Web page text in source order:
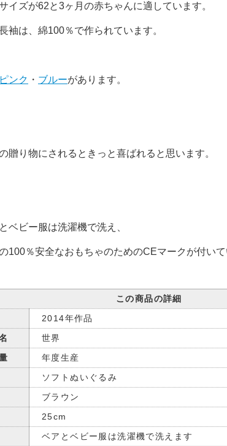
イズが62と3ヶ月の赤ちゃんに適しています。
袖は、綿100％で作られています。
ピンク ・ ブルーがあります。
贈り物にされるときっと喜ばれると思います。
ベビー服は洗濯機で洗え、
100％安全なおもちゃのためのCEマークが付いて
この商品の詳細
2014年作品
世界
年度生産
ソフトぬいぐるみ
ブラウン
25cm
ベアとベビー服は洗濯機で洗えます